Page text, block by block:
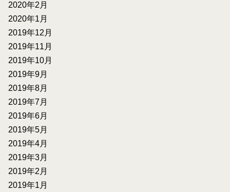
2020年2月
2020年1月
2019年12月
2019年11月
2019年10月
2019年9月
2019年8月
2019年7月
2019年6月
2019年5月
2019年4月
2019年3月
2019年2月
2019年1月